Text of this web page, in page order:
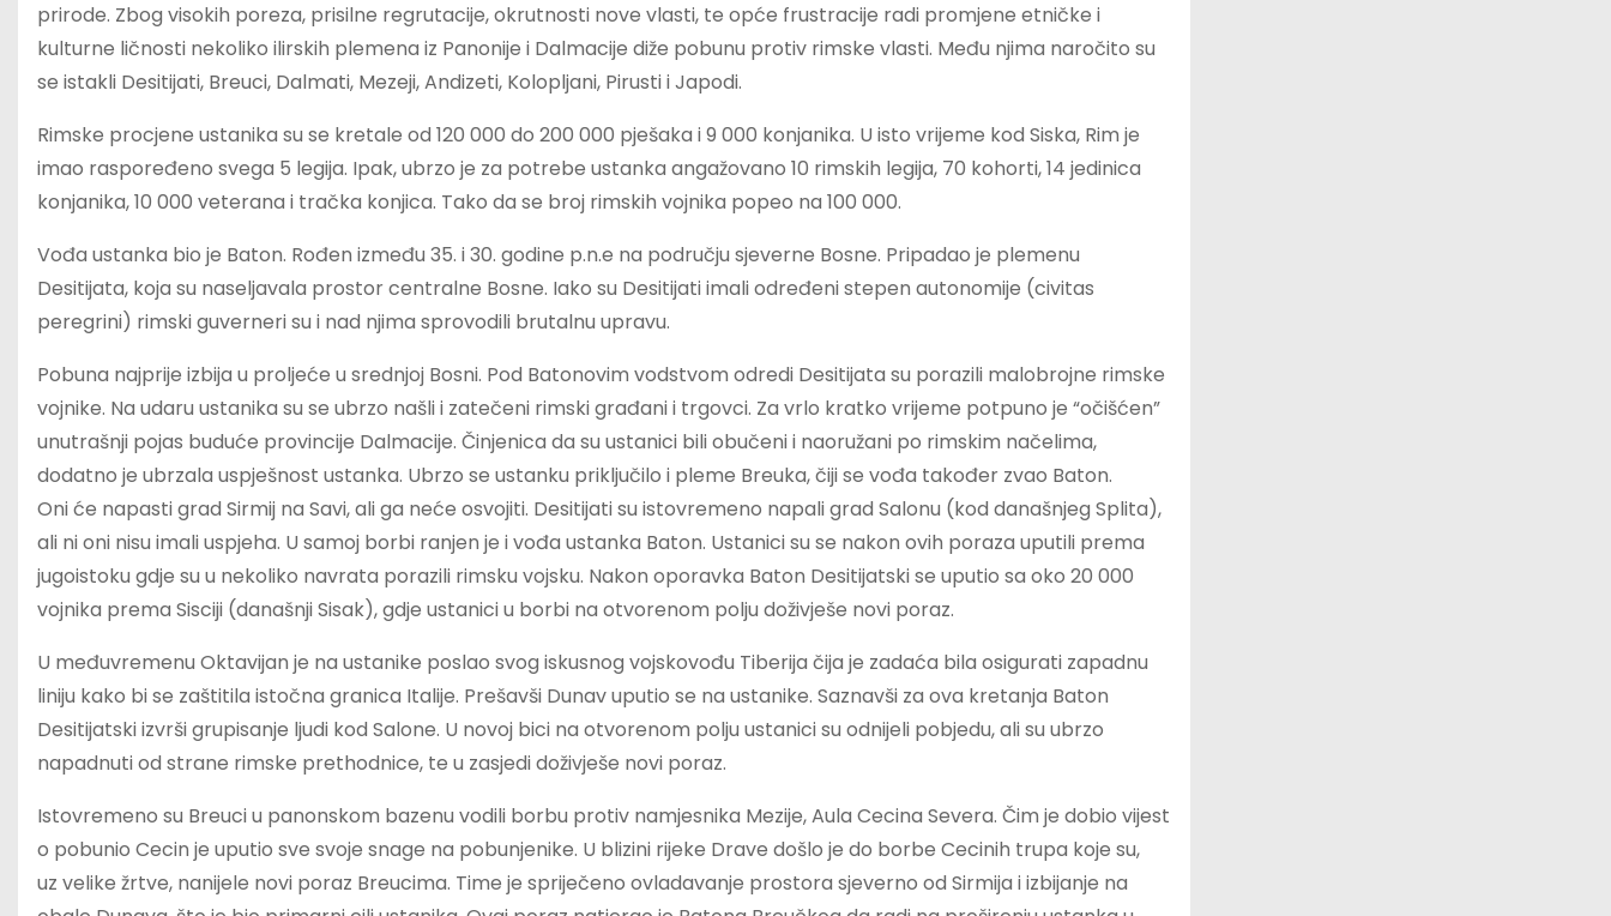
prirode. Zbog visokih poreza, prisilne regrutacije, okrutnosti nove vlasti, te opće frustracije radi promjene etničke i
kulturne ličnosti nekoliko ilirskih plemena iz Panonije i Dalmacije diže pobunu protiv rimske vlasti. Među njima naročito su
se istakli Desitijati, Breuci, Dalmati, Mezeji, Andizeti, Kolopljani, Pirusti i Japodi.
Rimske procjene ustanika su se kretale od 120 000 do 200 000 pješaka i 9 000 konjanika. U isto vrijeme kod Siska, Rim je
imao raspoređeno svega 5 legija. Ipak, ubrzo je za potrebe ustanka angažovano 10 rimskih legija, 70 kohorti, 14 jedinica
konjanika, 10 000 veterana i tračka konjica. Tako da se broj rimskih vojnika popeo na 100 000.
Vođa ustanka bio je Baton. Rođen između 35. i 30. godine p.n.e na području sjeverne Bosne. Pripadao je plemenu
Desitijata, koja su naseljavala prostor centralne Bosne. Iako su Desitijati imali određeni stepen autonomije (civitas
peregrini) rimski guverneri su i nad njima sprovodili brutalnu upravu.
Pobuna najprije izbija u proljeće u srednjoj Bosni. Pod Batonovim vodstvom odredi Desitijata su porazili malobrojne rimske
vojnike. Na udaru ustanika su se ubrzo našli i zatečeni rimski građani i trgovci. Za vrlo kratko vrijeme potpuno je “očišćen”
unutrašnji pojas buduće provincije Dalmacije. Činjenica da su ustanici bili obučeni i naoružani po rimskim načelima,
dodatno je ubrzala uspješnost ustanka. Ubrzo se ustanku priključilo i pleme Breuka, čiji se vođa također zvao Baton.
Oni će napasti grad Sirmij na Savi, ali ga neće osvojiti. Desitijati su istovremeno napali grad Salonu (kod današnjeg Splita),
ali ni oni nisu imali uspjeha. U samoj borbi ranjen je i vođa ustanka Baton. Ustanici su se nakon ovih poraza uputili prema
jugoistoku gdje su u nekoliko navrata porazili rimsku vojsku. Nakon oporavka Baton Desitijatski se uputio sa oko 20 000
vojnika prema Sisciji (današnji Sisak), gdje ustanici u borbi na otvorenom polju doživješe novi poraz.
U međuvremenu Oktavijan je na ustanike poslao svog iskusnog vojskovođu Tiberija čija je zadaća bila osigurati zapadnu
liniju kako bi se zaštitila istočna granica Italije. Prešavši Dunav uputio se na ustanike. Saznavši za ova kretanja Baton
Desitijatski izvrši grupisanje ljudi kod Salone. U novoj bici na otvorenom polju ustanici su odnijeli pobjedu, ali su ubrzo
napadnuti od strane rimske prethodnice, te u zasjedi doživješe novi poraz.
Istovremeno su Breuci u panonskom bazenu vodili borbu protiv namjesnika Mezije, Aula Cecina Severa. Čim je dobio vijest
o pobunio Cecin je uputio sve svoje snage na pobunjenike. U blizini rijeke Drave došlo je do borbe Cecinih trupa koje su,
uz velike žrtve, nanijele novi poraz Breucima. Time je spriječeno ovladavanje prostora sjeverno od Sirmija i izbijanje na